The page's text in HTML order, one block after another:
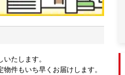
たします。
件もいち早くお届けします。